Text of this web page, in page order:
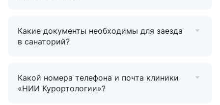
Какие документы необходимы для заезда
в санаторий?
Какой номера телефона и почта клиники
«НИИ Курортологии»?